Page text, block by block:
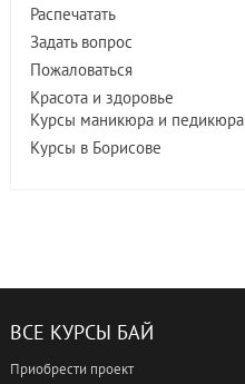
Распечатать
Задать вопрос
Пожаловаться
Красота и здоровье
Курсы маникюра и педикюра
Курсы в Борисове
ВСЕ КУРСЫ БАЙ
Приобрести проект